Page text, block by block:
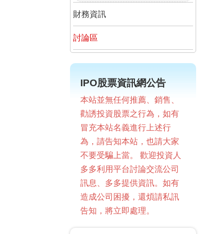
財務資訊
討論區
IPO股票資訊網公告
本站並無任何推薦、銷售、
勸誘投資股票之行為，如有
冒充本站名義進行上述行
為，請告知本站，也請大家
不要受騙上當。 歡迎投資人
多多利用平台討論交流公司
訊息、多多提供資訊。如有
造成公司困擾，還煩請私訊
告知，將立即處理。